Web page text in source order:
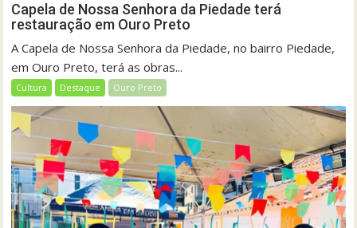
Capela de Nossa Senhora da Piedade terá
restauração em Ouro Preto
A Capela de Nossa Senhora da Piedade, no bairro Piedade,
em Ouro Preto, terá as obras...
Cultura Destaque Ouro Preto